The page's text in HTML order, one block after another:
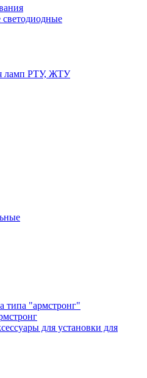
ламп РТУ, ЖТУ
типа "армстронг"
для установки для